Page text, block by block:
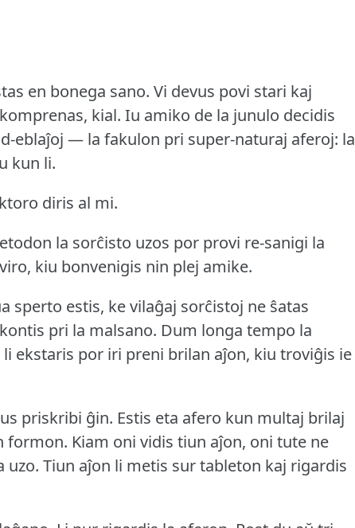
en bonega sano. Vi devus povi stari kaj
kial. Iu amiko de la junulo decidis
eblaĵoj — la fakulon pri super-naturaj aferoj: la
kun li.
diris al mi.
la sorĉisto uzos por provi re-sanigi la
kiu bonvenigis nin plej amike.
sperto estis, ke vilaĝaj sorĉistoj ne ŝatas
pri la malsano. Dum longa tempo la
li ekstaris por iri preni brilan aĵon, kiu troviĝis ie
priskribi ĝin. Estis eta afero kun multaj brilaj
formon. Kiam oni vidis tiun aĵon, oni tute ne
uzo. Tiun aĵon li metis sur tableton kaj rigardis